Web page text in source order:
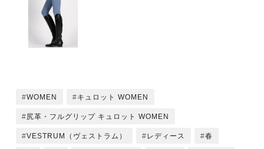
WOMEN キュロット WOMEN
尻革・フルグリップ キュロット WOMEN
VESTRUM（ヴェストラム） レディース 春